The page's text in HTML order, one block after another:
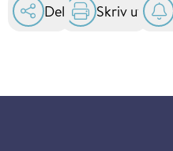
Del Skriv ut